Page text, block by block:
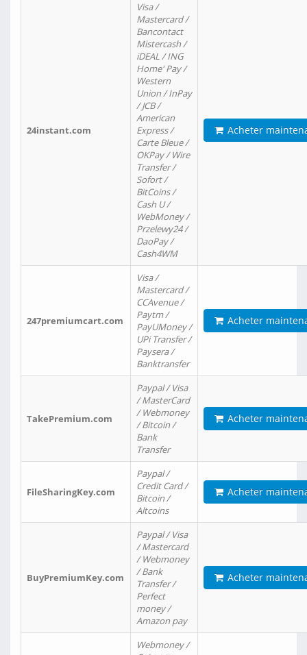
24instant.com
Visa /
Mastercard /
Bancontact
Mistercash /
iDEAL / ING
Home' Pay /
Western
Union / InPay
/ JCB /
American
Express /
Carte Bleue /
OKPay / Wire
Transfer /
Sofort /
BitCoins /
Cash U /
WebMoney /
Przelewy24 /
DaoPay /
Cash4WM
Acheter
247premiumcart.com
Visa /
Mastercard /
CCAvenue /
Paytm /
PayUMoney /
UPi Transfer /
Paysera /
Banktransfer
Acheter
TakePremium.com
Paypal / Visa
/ MasterCard
/ Webmoney
/ Bitcoin /
Bank
Transfer
Acheter
FileSharingKey.com
Paypal /
Credit Card /
Bitcoin /
Altcoins
Acheter
BuyPremiumKey.com
Paypal / Visa
/ Mastercard
/ Webmoney
/ Bank
Transfer /
Perfect
money /
Amazon pay
Acheter
Webmoney /